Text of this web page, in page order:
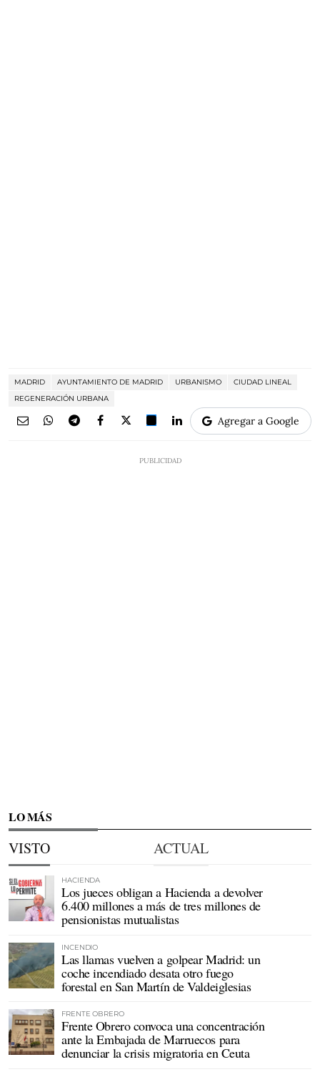
MADRID AYUNTAMIENTO DE MADRID URBANISMO
CIUDAD LINEAL
REGENERACIÓN URBANA
Agregar a Google
LO MÁS
VISTO ACTUAL
HACIENDA
Los jueces obligan a Hacienda a devolver
6.400 millones a más de tres millones de
pensionistas mutualistas
INCENDIO
Las llamas vuelven a golpear Madrid: un
coche incendiado desata otro fuego
forestal en San Martín de Valdeiglesias
FRENTE OBRERO
Frente Obrero convoca una concentración
ante la Embajada de Marruecos para
denunciar la crisis migratoria en Ceuta